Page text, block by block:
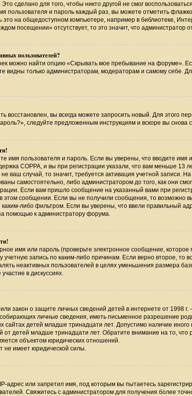
сделано для того, чтобы никто другой не смог
пользователя и пароль каждый раз, вы можете отметить
на общедоступном компьютере, например в библиотеке,
посещении» отсутствует, то это значит, что администратор
пользователей?
можно найти опцию «Скрывать мое пребывание на форуме».
видны только администраторам, модераторам и самому себе.
восстановлен, вы всегда можете запросить новый. Для этого
следуйте предложенным инструкциям и вскоре вы снова
имя пользователя и пароль. Если вы уверены, что вводите имя
COPPA, и вы при регистрации указали, что вам меньше 13
ваш случай, то значит, требуется активация учетной записи.
самостоятельно, либо администратором до того, как они
Если вам пришло сообщение на указанный вами при
этом сообщении. Если вы не получили сообщения, то возможно
либо фильтром. Если вы уверены, что ввели правильный
помощью к администратору форума.
имя или пароль (проверьте электронное сообщение,
учетную запись по каким-либо причинам. Если верно второе, то
неактивных пользователей в целях уменьшения размера
в дискуссиях.
закон о защите личных сведений детей в интернете от 1998
личные сведения, иметь письменное разрешение
сайтах детей младше тринадцати лет. Допустимо наличие
детей младше тринадцати лет. Обратите внимание на то, что
объектом юридических отношений.
не имеет юридической силы.
адрес или запретил имя, под которым вы пытаетесь
Свяжитесь с администратором для получения более